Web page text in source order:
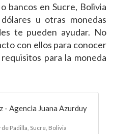
bancos en Sucre, Bolivia
u otras monedas
te pueden ayudar. No
con ellos para conocer
para la moneda
- Agencia Juana Azurduy
Padilla, Sucre, Bolivia